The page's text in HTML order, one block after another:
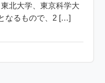
北大学、東京科学大
なるもので、2 […]